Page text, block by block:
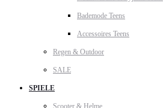
Bademode Teens
Accessoires Teens
Regen & Outdoor
SALE
SPIELE
Scooter & Helme